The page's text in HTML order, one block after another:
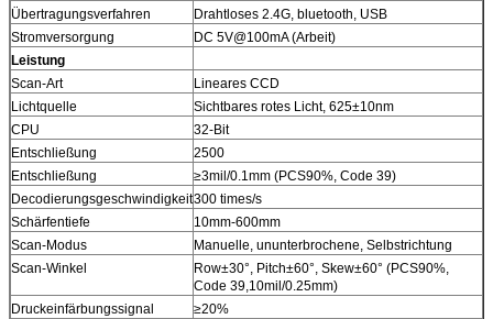
Übertragungsverfahren
Drahtloses 2.4G, bluetooth, USB
Stromversorgung
DC 5V@100mA (Arbeit)
Leistung
Scan-Art
Lineares CCD
Lichtquelle
Sichtbares rotes Licht, 625±10nm
CPU
32-Bit
Entschließung
2500
Entschließung
≥3mil/0.1mm (PCS90%, Code 39)
Decodierungsgeschwindigkeit300 times/s
Schärfentiefe
10mm-600mm
Scan-Modus
Manuelle, ununterbrochene, Selbstrichtung
Scan-Winkel
Row±30°, Pitch±60°, Skew±60° (PCS90%,
Code 39,10mil/0.25mm)
Druckeinfärbungssignal
≥20%